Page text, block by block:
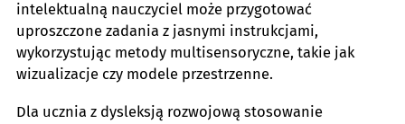
intelektualną nauczyciel może przygotować
uproszczone zadania z jasnymi instrukcjami,
wykorzystując metody multisensoryczne, takie jak
wizualizacje czy modele przestrzenne.
Dla ucznia z dysleksją rozwojową stosowanie